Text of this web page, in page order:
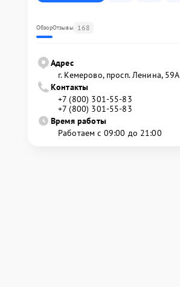
ОбзорОтзывы 168
Адрес
г. Кемерово, просп. Ленина, 59А
Контакты
+7 (800) 301-55-83
+7 (800) 301-55-83
Время работы
Работаем с 09:00 до 21:00